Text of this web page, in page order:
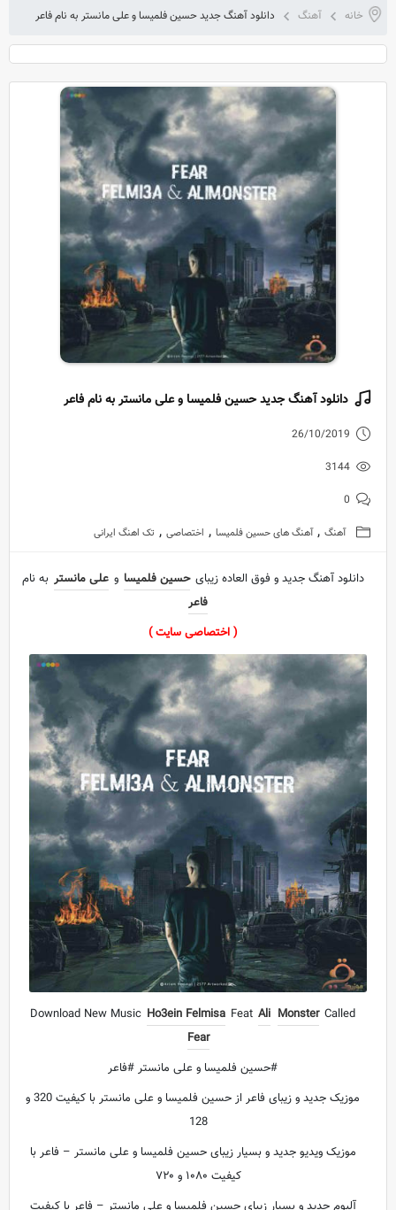
خانه آهنگ دانلود آهنگ جدید حسین فلمیسا و علی مانستر به نام فاعر
دانلود آهنگ جدید حسین فلمیسا و علی مانستر به نام فاعر
26/10/2019
3144
0
آهنگ , آهنگ های حسین فلمیسا , اختصاصی , تک اهنگ ایرانی
دانلود آهنگ جدید و فوق العاده زیبای حسین فلمیسا و علی مانستر به نام
فاعر
( اختصاصی سایت )
Download New Music Ho3ein Felmisa Feat Ali Monster Called
Fear
#حسین فلمیسا و علی مانستر #فاعر
موزیک جدید و زیبای فاعر از حسین فلمیسا و علی مانستر با کیفیت 320 و
128
موزیک ویدیو جدید و بسیار زیبای حسین فلمیسا و علی مانستر – فاعر با
کیفیت ۱۰۸۰ و ۷۲۰